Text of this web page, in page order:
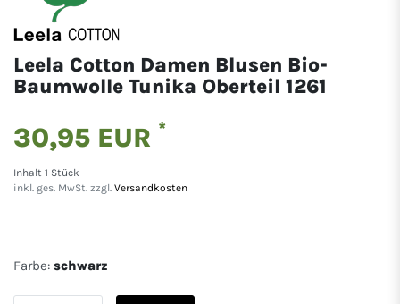
Leela Cotton Damen Blusen Bio-
Baumwolle Tunika Oberteil 1261
30,95 EUR *
Inhalt 1 Stück
inkl. ges. MwSt. zzgl. Versandkosten
Farbe: schwarz